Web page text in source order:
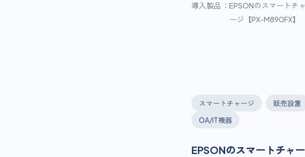
導入製品
EPSONのスマートチャ
ージ【PX-M890FX】
スマートチャージ
販売設置
OA/IT機器
EPSONのスマートチャー